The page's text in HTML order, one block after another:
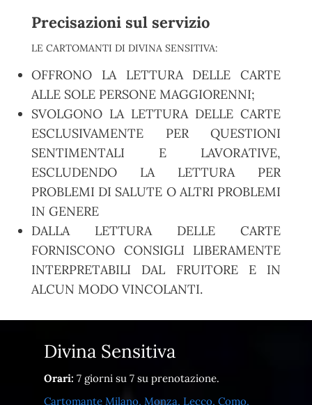
Precisazioni sul servizio
LE CARTOMANTI DI DIVINA SENSITIVA:
OFFRONO LA LETTURA DELLE CARTE
ALLE SOLE PERSONE MAGGIORENNI;
SVOLGONO LA LETTURA DELLE CARTE
ESCLUSIVAMENTE PER QUESTIONI
SENTIMENTALI E LAVORATIVE,
ESCLUDENDO LA LETTURA PER
PROBLEMI DI SALUTE O ALTRI PROBLEMI
IN GENERE
DALLA LETTURA DELLE CARTE
FORNISCONO CONSIGLI LIBERAMENTE
INTERPRETABILI DAL FRUITORE E IN
ALCUN MODO VINCOLANTI.
Divina Sensitiva
Orari: 7 giorni su 7 su prenotazione.
Cartomante Milano, Monza, Lecco, Como,